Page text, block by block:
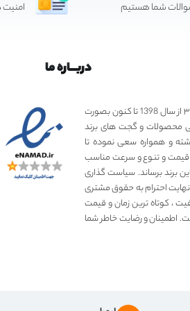
شما هستیم
امنیت
دربـــاره ما
فروشگاه اینترنتی شیائومی ۳۶۰ از سال 1398 تا کنون بصورت
محصولات و گجت های برند
و همواره سعی نموده تا
قیمت و تنوع و سرعت مناسب
برند برساند. سیاست گذاری
شیائومی ۳۶۰ با نهایت احترام به حقوق مشتری
، کوتاه ترین زمان و قیمت
اطمینان و رضایت خاطر شما